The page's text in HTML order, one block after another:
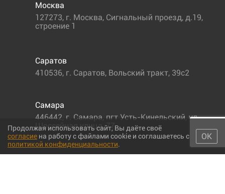
Москва
127273, г. Москва, Сигнальный проезд, д.19,
строение 1
Саратов
410536, г. Саратов, Вольский тракт, 39с2
Самара
446442 г. Самара пгт Усть-Кинельский, ул.
Шоссейная улица, 77,
Продолжая использовать сайт, Вы даёте своё
согласие на работу с файлами cookie и соглашаетесь с
политикой конфиденциальности.
ОК